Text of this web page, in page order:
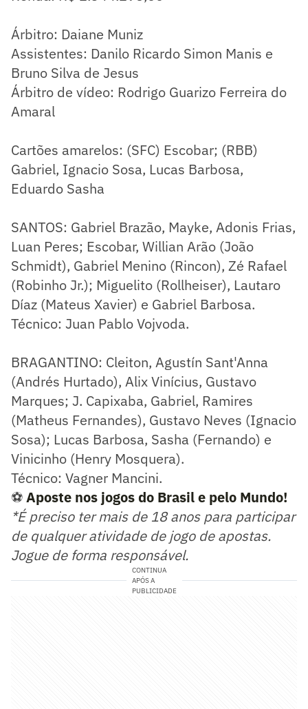
Árbitro: Daiane Muniz
Assistentes: Danilo Ricardo Simon Manis e
Bruno Silva de Jesus
Árbitro de vídeo: Rodrigo Guarizo Ferreira do
Amaral
Cartões amarelos: (SFC) Escobar; (RBB)
Gabriel, Ignacio Sosa, Lucas Barbosa,
Eduardo Sasha
SANTOS: Gabriel Brazão, Mayke, Adonis Frias,
Luan Peres; Escobar, Willian Arão (João
Schmidt), Gabriel Menino (Rincon), Zé Rafael
(Robinho Jr.); Miguelito (Rollheiser), Lautaro
Díaz (Mateus Xavier) e Gabriel Barbosa.
Técnico: Juan Pablo Vojvoda.
BRAGANTINO: Cleiton, Agustín Sant'Anna
(Andrés Hurtado), Alix Vinícius, Gustavo
Marques; J. Capixaba, Gabriel, Ramires
(Matheus Fernandes), Gustavo Neves (Ignacio
Sosa); Lucas Barbosa, Sasha (Fernando) e
Vinicinho (Henry Mosquera).
Técnico: Vagner Mancini.
⚽Aposte nos jogos do Brasil e pelo Mundo!
*É preciso ter mais de 18 anos para participar
de qualquer atividade de jogo de apostas.
Jogue de forma responsável.
CONTINUA
APÓS A
PUBLICIDADE